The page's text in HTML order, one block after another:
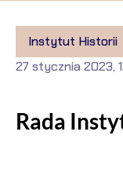
Instytut Historii
Rada
27 stycznia 2023,